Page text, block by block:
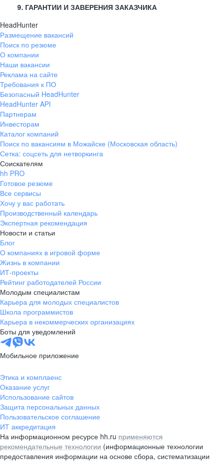
9. ГАРАНТИИ И ЗАВЕРЕНИЯ ЗАКАЗЧИКА
HeadHunter
Размещение вакансий
Поиск по резюме
О компании
Наши вакансии
Реклама на сайте
Требования к ПО
Безопасный HeadHunter
HeadHunter API
Партнерам
Инвесторам
Каталог компаний
Поиск по вакансиям в Можайске (Московская область)
Сетка: соцсеть для нетворкинга
Соискателям
hh PRO
Готовое резюме
Все сервисы
Хочу у вас работать
Производственный календарь
Экспертная рекомендация
Новости и статьи
Блог
О компаниях в игровой форме
Жизнь в компании
ИТ-проекты
Рейтинг работодателей России
Молодым специалистам
Карьера для молодых специалистов
Школа программистов
Карьера в некоммерческих организациях
Боты для уведомлений
Мобильное приложение
Этика и комплаенс
Оказание услуг
Использование сайтов
Защита персональных данных
Пользовательское соглашение
ИТ аккредитация
На информационном ресурсе hh.ru применяются
рекомендательные технологии (информационные технологии
предоставления информации на основе сбора, систематизации